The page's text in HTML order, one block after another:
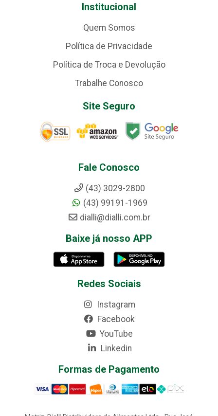
Institucional
Quem Somos
Política de Privacidade
Política de Troca e Devolução
Trabalhe Conosco
Site Seguro
Fale Conosco
(43) 3029-2800
(43) 99191-1969
dialli@dialli.com.br
Baixe já nosso APP
Redes Sociais
Instagram
Facebook
YouTube
Linkedin
Formas de Pagamento